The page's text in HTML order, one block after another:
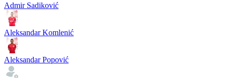
Admir Sadiković
Aleksandar Komlenić
Aleksandar Popović